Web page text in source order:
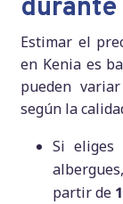
Estimar el
en Kenia es
pueden
según la
Si eliges
partir de